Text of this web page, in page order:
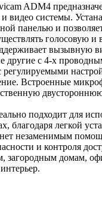
ADM4
видео системы.
панелью и
голосовую и
вызывную
другие с 4-х
Встроенные
двустороннюю
подходит для
благодаря легкой
незаменимым
и контроля
загородным домам,